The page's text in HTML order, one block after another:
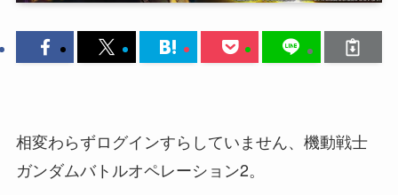
相変わらずログインすらしていません、機動戦士
ガンダムバトルオペレーション2。